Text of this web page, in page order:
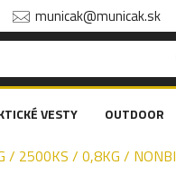
municak@municak.sk
VESTY OUTDOOR
/ 2500KS / 0,8KG /